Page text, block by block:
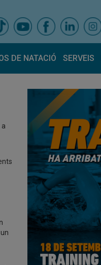
DE NATACIÓ SERVEIS